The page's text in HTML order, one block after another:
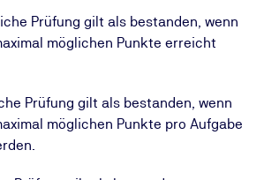
Prüfung gilt als bestanden, wenn
möglichen Punkte erreicht
Prüfung gilt als bestanden, wenn
möglichen Punkte pro Aufgabe